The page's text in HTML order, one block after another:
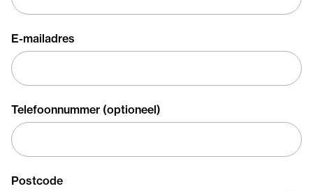
E-mailadres
Telefoonnummer (optioneel)
Postcode